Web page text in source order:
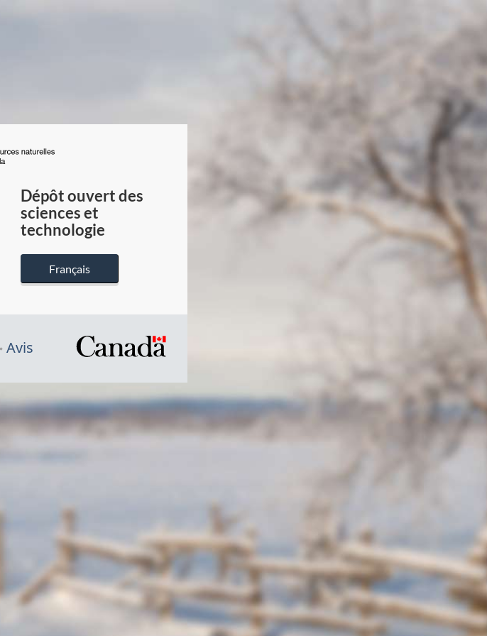
du
Canada
Dépôt ouvert des
sciences et
technologie
Français
Avis
/
du
gouvernement
du